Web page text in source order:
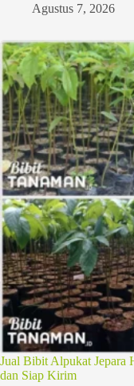
Agustus 7, 2026
Jual Bibit Alpukat Jepara
dan Siap Kirim